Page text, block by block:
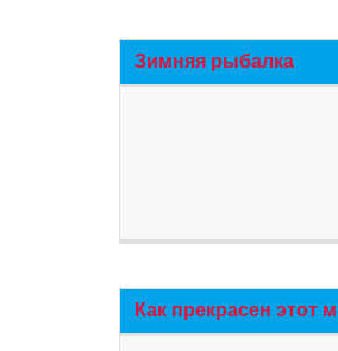
Зимняя рыбалка
Как прекрасен этот